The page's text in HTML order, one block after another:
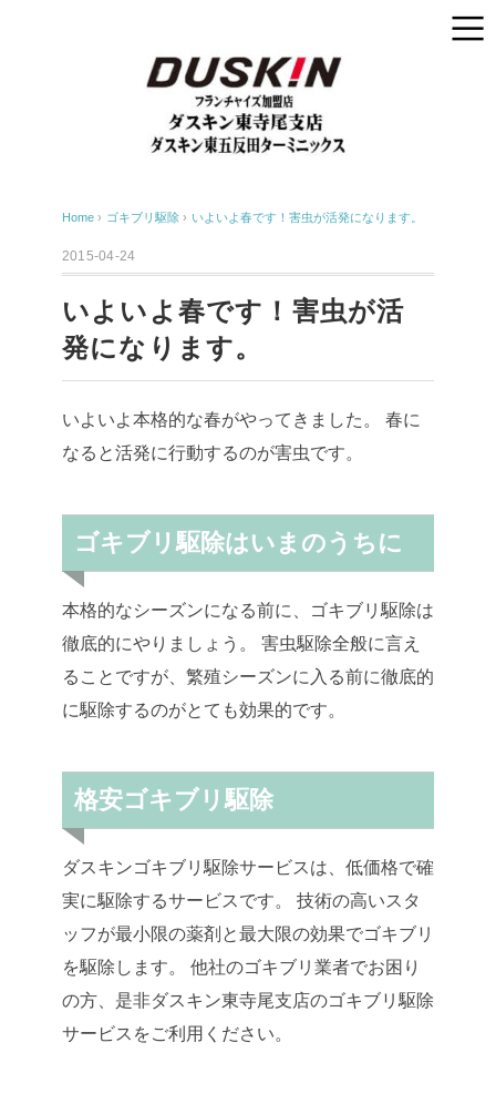
Home › ゴキブリ駆除 › いよいよ春です！害虫が活発になります。
2015-04-24
いよいよ春です！害虫が活
発になります。
いよいよ本格的な春がやってきました。 春に
なると活発に行動するのが害虫です。
ゴキブリ駆除はいまのうちに
本格的なシーズンになる前に、ゴキブリ駆除は
徹底的にやりましょう。 害虫駆除全般に言え
ることですが、繁殖シーズンに入る前に徹底的
に駆除するのがとても効果的です。
格安ゴキブリ駆除
ダスキンゴキブリ駆除サービスは、低価格で確
実に駆除するサービスです。 技術の高いスタ
ッフが最小限の薬剤と最大限の効果でゴキブリ
を駆除します。 他社のゴキブリ業者でお困り
の方、是非ダスキン東寺尾支店のゴキブリ駆除
サービスをご利用ください。